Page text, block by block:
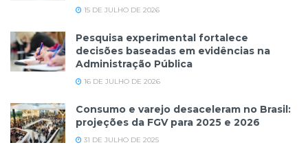
15 DE JULHO DE 2026
Pesquisa experimental fortalece
decisões baseadas em evidências na
Administração Pública
16 DE JULHO DE 2026
Consumo e varejo desaceleram no Brasil:
projeções da FGV para 2025 e 2026
31 DE JULHO DE 2025